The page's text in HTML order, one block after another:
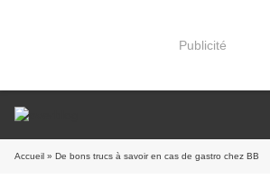
Publicité
Accueil » De bons trucs à savoir en cas de gastro chez BB